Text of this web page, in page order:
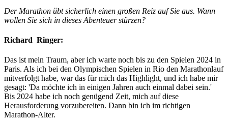
Der Marathon übt sicherlich einen großen Reiz auf Sie aus. Wann
wollen Sie sich in dieses Abenteuer stürzen?
Richard Ringer:
Das ist mein Traum, aber ich warte noch bis zu den Spielen 2024 in
Paris. Als ich bei den Olympischen Spielen in Rio den Marathonlauf
mitverfolgt habe, war das für mich das Highlight, und ich habe mir
gesagt: 'Da möchte ich in einigen Jahren auch einmal dabei sein.'
Bis 2024 habe ich noch genügend Zeit, mich auf diese
Herausforderung vorzubereiten. Dann bin ich im richtigen
Marathon-Alter.